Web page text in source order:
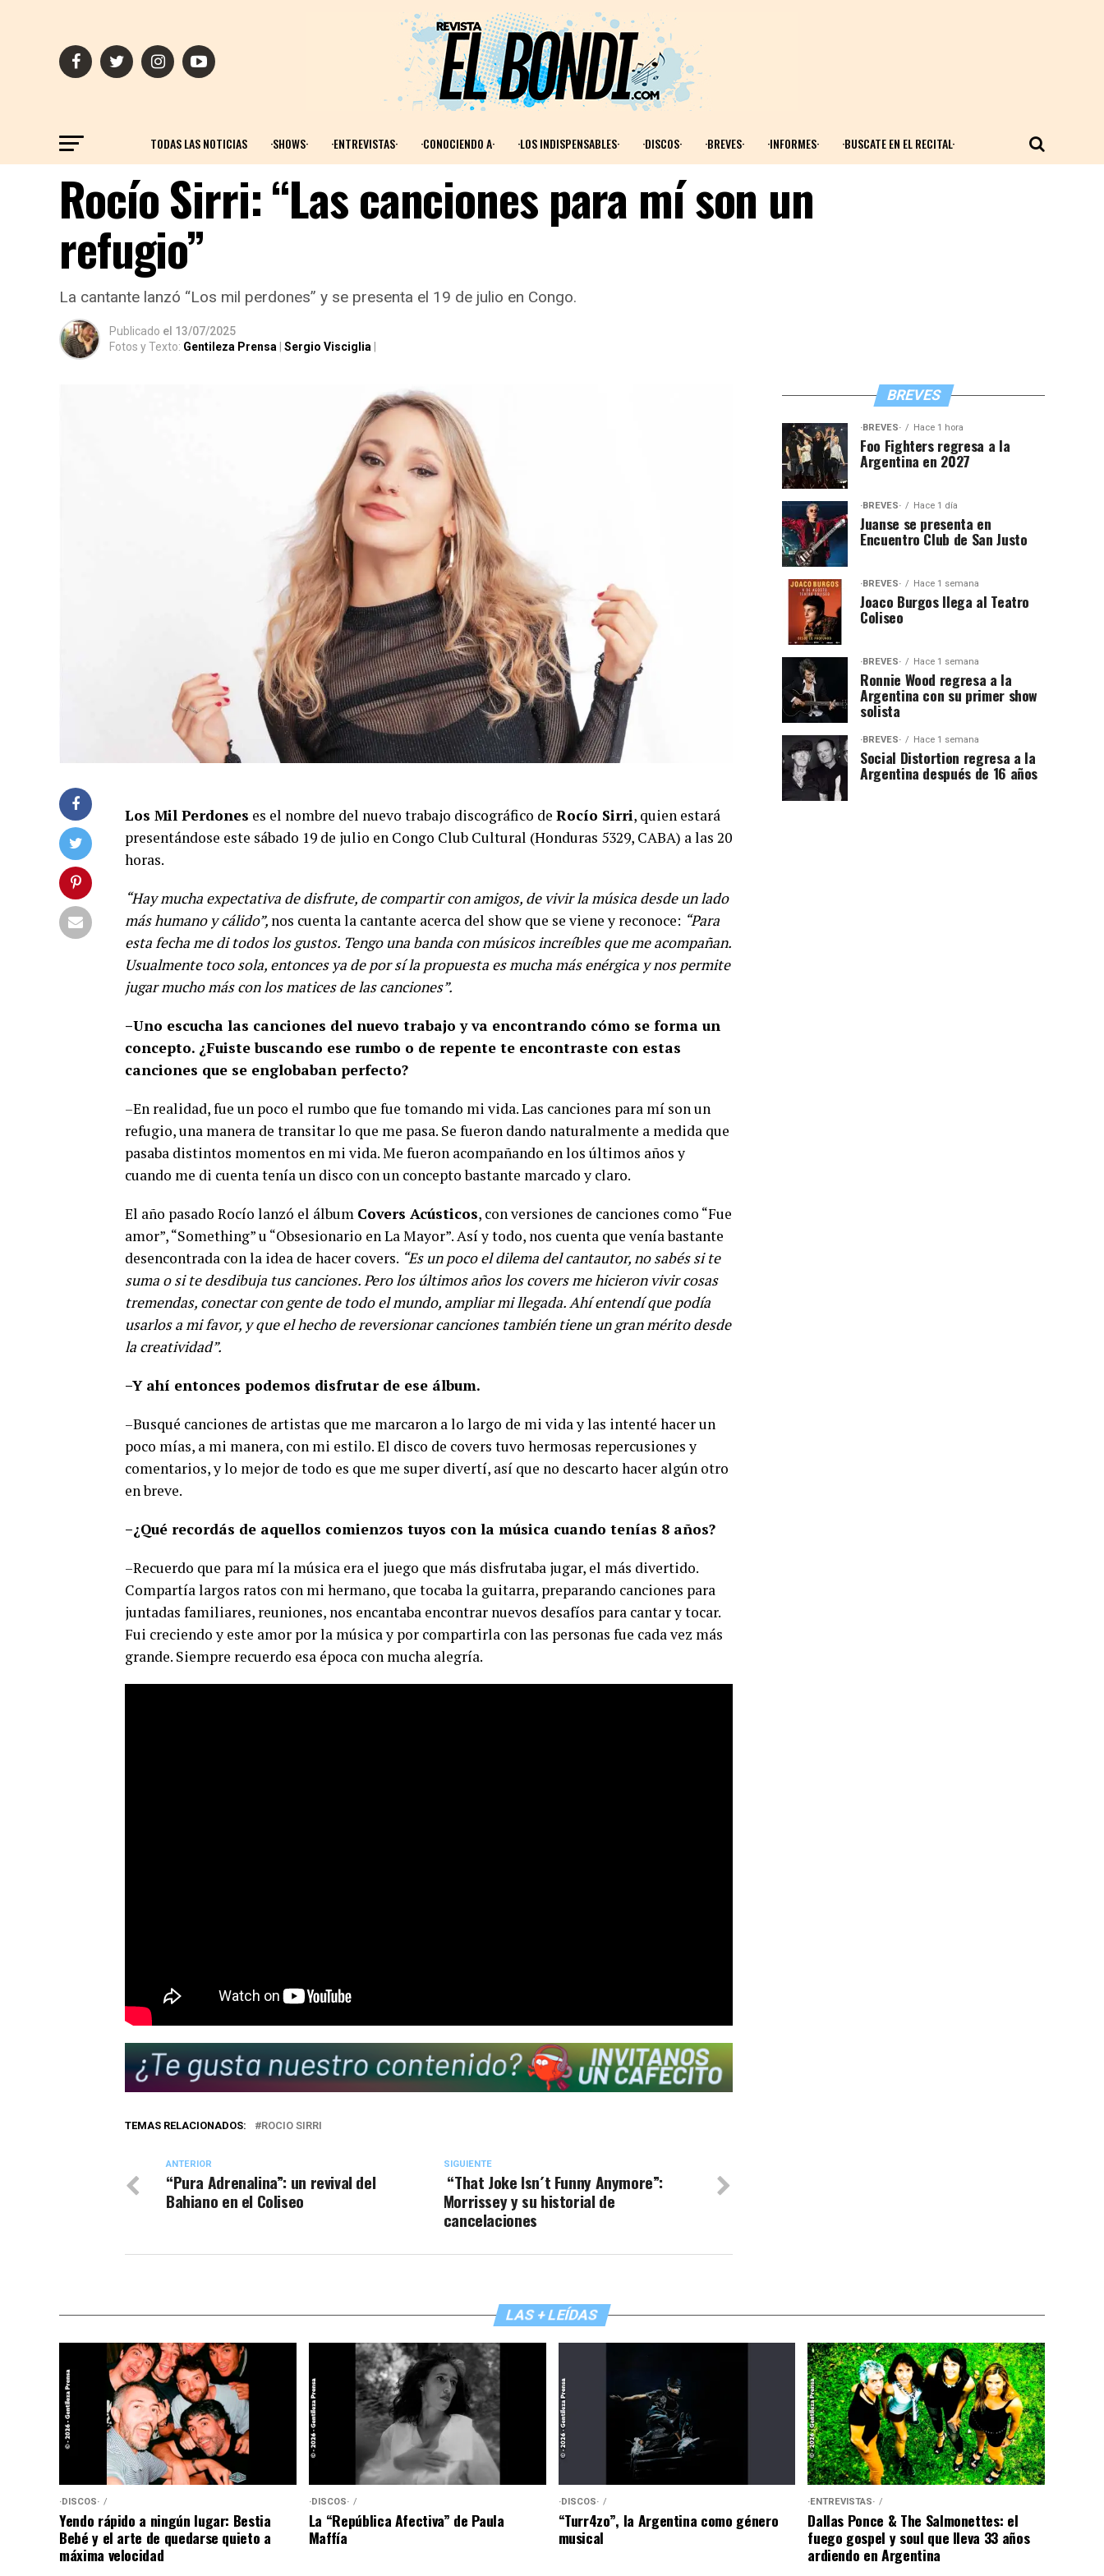
TODAS LAS NOTICIAS ·SHOWS· ·ENTREVISTAS· ·CONOCIENDO A· ·LOS INDISPENSABLES· ·DISCOS· ·BREVES· ·INFORMES· ·BUSCATE EN EL RECITAL·
Rocío Sirri: “Las canciones para mí son un
refugio”
La cantante lanzó “Los mil perdones” y se presenta el 19 de julio en Congo.
Publicado el 13/07/2025
Fotos y Texto: Gentileza Prensa Sergio Visciglia
Los Mil Perdones es el nombre del nuevo trabajo discográfico de Rocío Sirri, quien estará
presentándose este sábado 19 de julio en Congo Club Cultural (Honduras 5329, CABA) a las 20
horas.
“Hay mucha expectativa de disfrute, de compartir con amigos, de vivir la música desde un lado
más humano y cálido”, nos cuenta la cantante acerca del show que se viene y reconoce: “Para
esta fecha me di todos los gustos. Tengo una banda con músicos increíbles que me acompañan.
Usualmente toco sola, entonces ya de por sí la propuesta es mucha más enérgica y nos permite
jugar mucho más con los matices de las canciones”.
–Uno escucha las canciones del nuevo trabajo y va encontrando cómo se forma un
concepto. ¿Fuiste buscando ese rumbo o de repente te encontraste con estas
canciones que se englobaban perfecto?
–En realidad, fue un poco el rumbo que fue tomando mi vida. Las canciones para mí son un
refugio, una manera de transitar lo que me pasa. Se fueron dando naturalmente a medida que
pasaba distintos momentos en mi vida. Me fueron acompañando en los últimos años y
cuando me di cuenta tenía un disco con un concepto bastante marcado y claro.
El año pasado Rocío lanzó el álbum Covers Acústicos, con versiones de canciones como “Fue
amor”, “Something” u “Obsesionario en La Mayor”. Así y todo, nos cuenta que venía bastante
desencontrada con la idea de hacer covers. “Es un poco el dilema del cantautor, no sabés si te
suma o si te desdibuja tus canciones. Pero los últimos años los covers me hicieron vivir cosas
tremendas, conectar con gente de todo el mundo, ampliar mi llegada. Ahí entendí que podía
usarlos a mi favor, y que el hecho de reversionar canciones también tiene un gran mérito desde
la creatividad”.
–Y ahí entonces podemos disfrutar de ese álbum.
–Busqué canciones de artistas que me marcaron a lo largo de mi vida y las intenté hacer un
poco mías, a mi manera, con mi estilo. El disco de covers tuvo hermosas repercusiones y
comentarios, y lo mejor de todo es que me super divertí, así que no descarto hacer algún otro
en breve.
–¿Qué recordás de aquellos comienzos tuyos con la música cuando tenías 8 años?
–Recuerdo que para mí la música era el juego que más disfrutaba jugar, el más divertido.
Compartía largos ratos con mi hermano, que tocaba la guitarra, preparando canciones para
juntadas familiares, reuniones, nos encantaba encontrar nuevos desafíos para cantar y tocar.
Fui creciendo y este amor por la música y por compartirla con las personas fue cada vez más
grande. Siempre recuerdo esa época con mucha alegría.
TEMAS RELACIONADOS: ROCIO SIRRI
SIGUIENTE
“That Joke Isn´t Funny Anymore”:
Morrissey y su historial de
cancelaciones
ANTERIOR
“Pura Adrenalina”: un revival del
Bahiano en el Coliseo
BREVES
·BREVES· Hace 1 hora
Foo Fighters regresa a la
Argentina en 2027
·BREVES· Hace 1 día
Juanse se presenta en
Encuentro Club de San Justo
·BREVES· Hace 1 semana
Joaco Burgos llega al Teatro
Coliseo
·BREVES· Hace 1 semana
Ronnie Wood regresa a la
Argentina con su primer show
solista
·BREVES· Hace 1 semana
Social Distortion regresa a la
Argentina después de 16 años
LAS + LEÍDAS
·DISCOS·
Yendo rápido a ningún lugar: Bestia
Bebé y el arte de quedarse quieto a
máxima velocidad
·DISCOS·
La “República Afectiva” de Paula
Maffía
·DISCOS·
“Turr4zo”, la Argentina como género
musical
·ENTREVISTAS·
Dallas Ponce & The Salmonettes: el
fuego gospel y soul que lleva 33 años
ardiendo en Argentina